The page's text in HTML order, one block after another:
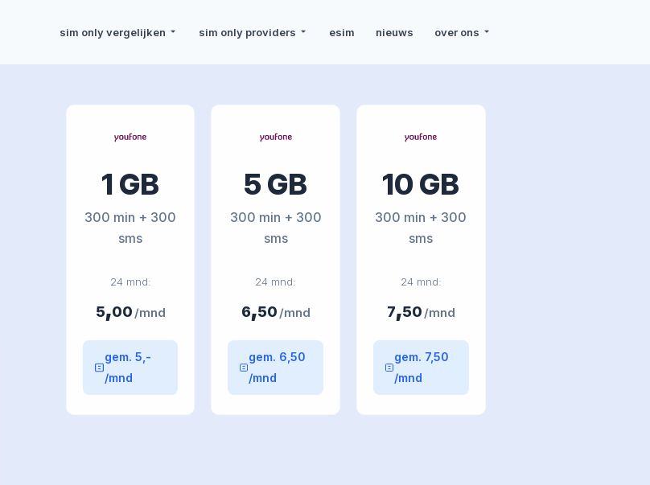
sim only vergelijken sim only providers esim nieuws over ons
1 GB
300 min + 300
sms
24 mnd:
5,00 /mnd
gem. 5,-
/mnd
5 GB
300 min + 300
sms
24 mnd:
6,50 /mnd
gem. 6,50
/mnd
10 GB
300 min + 300
sms
24 mnd:
7,50 /mnd
gem. 7,50
/mnd